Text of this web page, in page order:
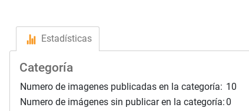
Estadísticas
Categoría
Numero de imagenes publicadas en la categoría: 10
Numero de imágenes sin publicar en la categoría: 0